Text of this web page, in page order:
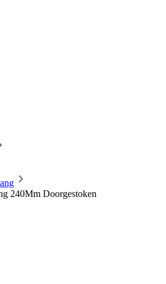
240Mm Doorgestoken